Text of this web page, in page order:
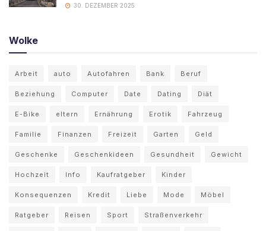
30. DEZEMBER 2025
Wolke
Arbeit auto Autofahren Bank Beruf
Beziehung Computer Date Dating Diät
E-Bike eltern Ernährung Erotik Fahrzeug
Familie Finanzen Freizeit Garten Geld
Geschenke Geschenkideen Gesundheit Gewicht
Hochzeit Info Kaufratgeber Kinder
Konsequenzen Kredit Liebe Mode Möbel
Ratgeber Reisen Sport Straßenverkehr